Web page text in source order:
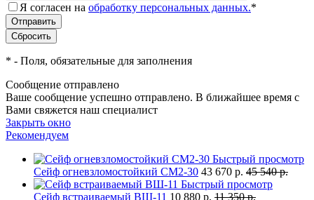
Я согласен на обработку персональных данных.*
* - Поля, обязательные для заполнения
Сообщение отправлено
Ваше сообщение успешно отправлено. В ближайшее время с
Вами свяжется наш специалист
Закрыть окно
Рекомендуем
Быстрый просмотр
Сейф огневзломостойкий СМ2-30 43 670 р. 45 540 р.
Быстрый просмотр
Сейф встраиваемый ВШ-11 10 880 р. 11 350 р.